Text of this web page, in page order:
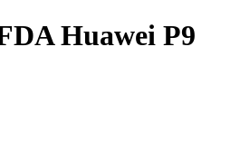
Huawei P9